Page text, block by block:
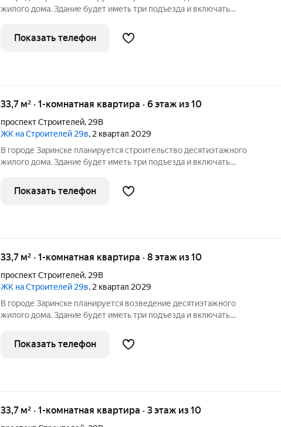
жилого дома. Здание будет иметь три подъезда и включать
этаже. Входы в подъезды расположатся со стороны двора, а в
нежилые помещения с
Показать телефон
33,7 м² · 1-комнатная квартира · 6 этаж из 10
проспект Строителей, 29В
ЖК на Строителей 29в, 2 квартал 2029
В городе Заринске планируется строительство десятиэтажного
жилого дома. Здание будет иметь три подъезда и включать
этаже. Входы в подъезды расположат со стороны двора, а в
нежилые помещения со
Показать телефон
33,7 м² · 1-комнатная квартира · 8 этаж из 10
проспект Строителей, 29В
ЖК на Строителей 29в, 2 квартал 2029
В городе Заринске планируется возведение десятиэтажного
жилого дома. Здание будет иметь три подъезда и включать
этаже. Входы в подъезды расположат со стороны двора, а в
нежилые помещения с
Показать телефон
33,7 м² · 1-комнатная квартира · 3 этаж из 10